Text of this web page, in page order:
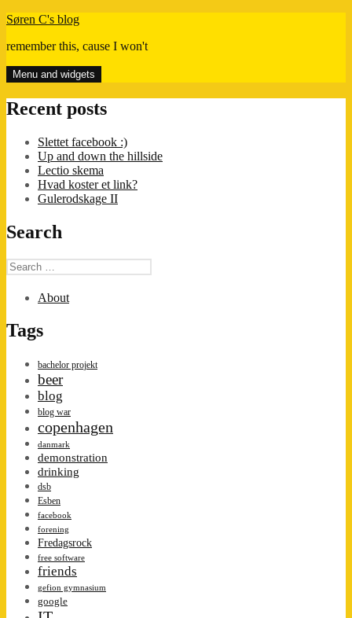
Skip
content
Søren C's blog
remember this, cause I won't
Menu and widgets
Recent posts
Slettet facebook :)
Up and down the hillside
Lectio skema
Hvad koster et link?
Gulerodskage II
Search
Search
for:
About
Tags
bachelor projekt
beer
blog
blog war
copenhagen
danmark
demonstration
drinking
dsb
Esben
facebook
forening
Fredagsrock
free software
friends
gefion gymnasium
google